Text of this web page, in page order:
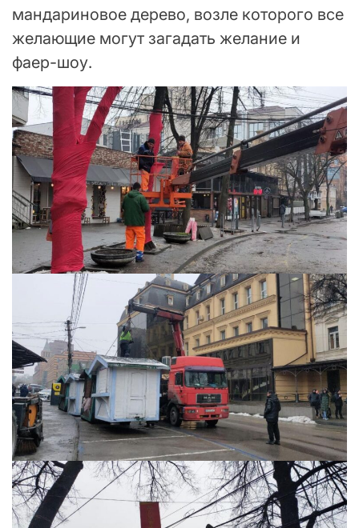
мандариновое дерево, возле которого все
желающие могут загадать желание и
фаер-шоу.